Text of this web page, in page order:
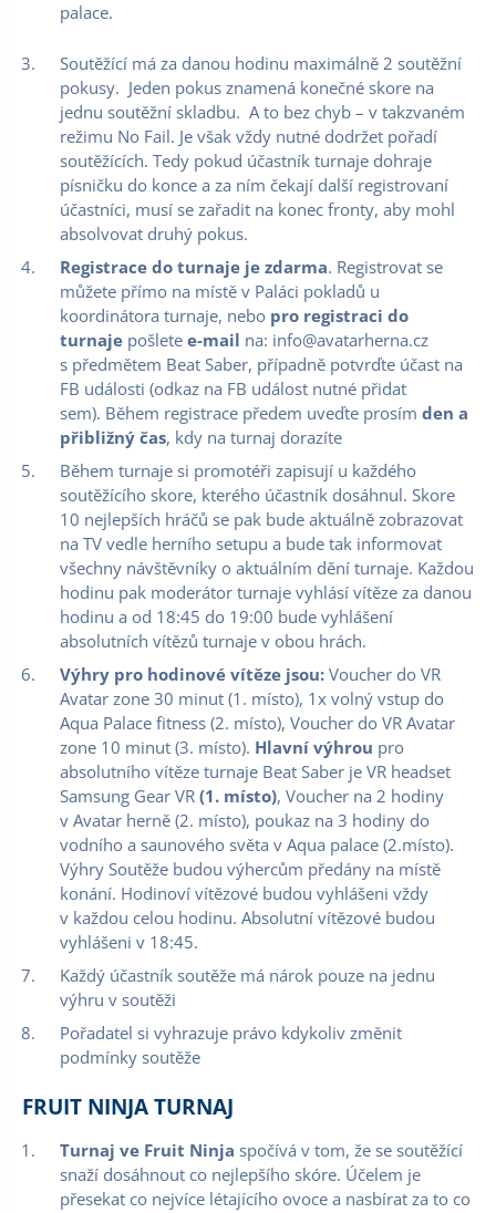
palace.
Soutěžící má za danou hodinu maximálně 2 soutěžní
pokusy. Jeden pokus znamená konečné skore na
jednu soutěžní skladbu. A to bez chyb – v takzvaném
režimu No Fail. Je však vždy nutné dodržet pořadí
soutěžících. Tedy pokud účastník turnaje dohraje
písničku do konce a za ním čekají další registrovaní
účastníci, musí se zařadit na konec fronty, aby mohl
absolvovat druhý pokus.
Registrace do turnaje je zdarma. Registrovat se
můžete přímo na místě v Paláci pokladů u
koordinátora turnaje, nebo pro registraci do
turnaje pošlete e-mail na: info@avatarherna.cz
s předmětem Beat Saber, případně potvrďte účast na
FB události (odkaz na FB událost nutné přidat
sem). Během registrace předem uveďte prosím den a
přibližný čas, kdy na turnaj dorazíte
Během turnaje si promotéři zapisují u každého
soutěžícího skore, kterého účastník dosáhnul. Skore
10 nejlepších hráčů se pak bude aktuálně zobrazovat
na TV vedle herního setupu a bude tak informovat
všechny návštěvníky o aktuálním dění turnaje. Každou
hodinu pak moderátor turnaje vyhlásí vítěze za danou
hodinu a od 18:45 do 19:00 bude vyhlášení
absolutních vítězů turnaje v obou hrách.
Výhry pro hodinové vítěze jsou: Voucher do VR
Avatar zone 30 minut (1. místo), 1x volný vstup do
Aqua Palace fitness (2. místo), Voucher do VR Avatar
zone 10 minut (3. místo). Hlavní výhrou pro
absolutního vítěze turnaje Beat Saber je VR headset
Samsung Gear VR (1. místo), Voucher na 2 hodiny
v Avatar herně (2. místo), poukaz na 3 hodiny do
vodního a saunového světa v Aqua palace (2.místo).
Výhry Soutěže budou výhercům předány na místě
konání. Hodinoví vítězové budou vyhlášeni vždy
v každou celou hodinu. Absolutní vítězové budou
vyhlášeni v 18:45.
Každý účastník soutěže má nárok pouze na jednu
výhru v soutěži
Pořadatel si vyhrazuje právo kdykoliv změnit
podmínky soutěže
FRUIT NINJA TURNAJ
Turnaj ve Fruit Ninja spočívá v tom, že se soutěžící
snaží dosáhnout co nejlepšího skóre. Účelem je
přesekat co nejvíce létajícího ovoce a nasbírat za to co